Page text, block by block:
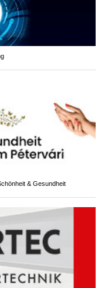
& Gesundheit